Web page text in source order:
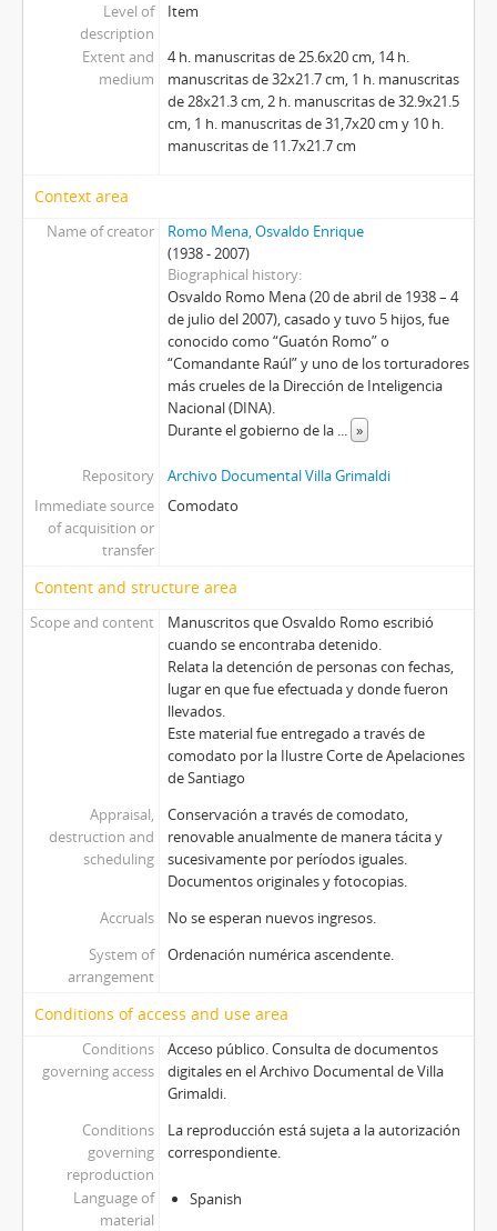
Level of
description
Item
Extent and
medium
4 h. manuscritas de 25.6x20 cm, 14 h.
manuscritas de 32x21.7 cm, 1 h. manuscritas
de 28x21.3 cm, 2 h. manuscritas de 32.9x21.5
cm, 1 h. manuscritas de 31,7x20 cm y 10 h.
manuscritas de 11.7x21.7 cm
Context area
Name of creator
Romo Mena, Osvaldo Enrique
(1938 - 2007)
Biographical history
Osvaldo Romo Mena (20 de abril de 1938 – 4
de julio del 2007), casado y tuvo 5 hijos, fue
conocido como “Guatón Romo” o
“Comandante Raúl” y uno de los torturadores
más crueles de la Dirección de Inteligencia
Nacional (DINA).
Durante el gobierno de la ... »
Repository
Archivo Documental Villa Grimaldi
Immediate source
of acquisition or
transfer
Comodato
Content and structure area
Scope and content
Manuscritos que Osvaldo Romo escribió
cuando se encontraba detenido.
Relata la detención de personas con fechas,
lugar en que fue efectuada y donde fueron
llevados.
Este material fue entregado a través de
comodato por la Ilustre Corte de Apelaciones
de Santiago
Appraisal,
destruction and
scheduling
Conservación a través de comodato,
renovable anualmente de manera tácita y
sucesivamente por períodos iguales.
Documentos originales y fotocopias.
Accruals
No se esperan nuevos ingresos.
System of
arrangement
Ordenación numérica ascendente.
Conditions of access and use area
Conditions
governing access
Acceso público. Consulta de documentos
digitales en el Archivo Documental de Villa
Grimaldi.
Conditions
governing
reproduction
La reproducción está sujeta a la autorización
correspondiente.
Language of
material
Spanish